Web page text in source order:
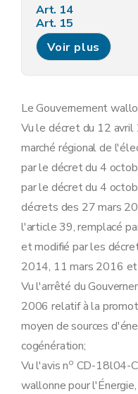
Art. 14
Art. 15
Art. 16
Art. 17
Art. 18
Voir plus
Le Gouvernement
Vu le décret du 12
marché régional de
par le décret du 4
par le décret du 4
décrets des 27 mars
l'article 39, remplacé
et modifié par les
2014, 11 mars 2016
Vu l'arrêté du
2006 relatif à la
moyen de sources
cogénération;
Vu l'avis no CD-18l04-
wallonne pour